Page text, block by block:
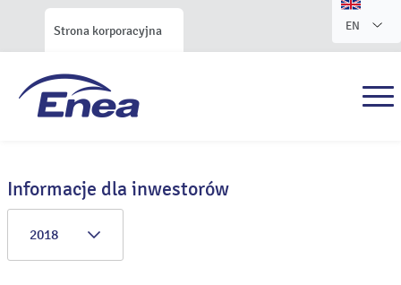
Strona korporacyjna EN
Informacje dla inwestorów
2018